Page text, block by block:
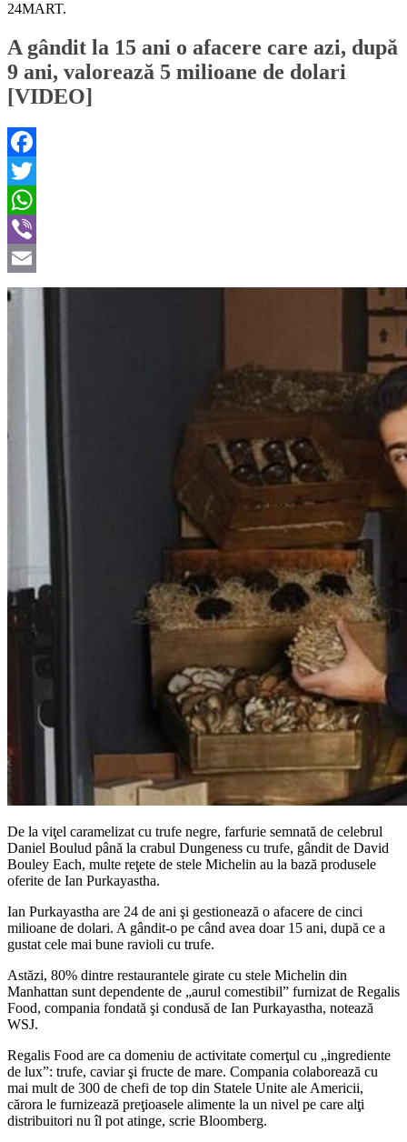
24MART.
A gândit la 15 ani o afacere care azi, după
9 ani, valorează 5 milioane de dolari
[VIDEO]
Facebook
Twitter
WhatsApp
Viber
Email
De la viţel caramelizat cu trufe negre, farfurie semnată de celebrul
Daniel Boulud până la crabul Dungeness cu trufe, gândit de David
Bouley Each, multe reţete de stele Michelin au la bază produsele
oferite de Ian Purkayastha.
Ian Purkayastha are 24 de ani şi gestionează o afacere de cinci
milioane de dolari. A gândit-o pe când avea doar 15 ani, după ce a
gustat cele mai bune ravioli cu trufe.
Astăzi, 80% dintre restaurantele girate cu stele Michelin din
Manhattan sunt dependente de „aurul comestibil” furnizat de Regalis
Food, compania fondată şi condusă de Ian Purkayastha, notează
WSJ.
Regalis Food are ca domeniu de activitate comerţul cu „ingrediente
de lux”: trufe, caviar şi fructe de mare. Compania colaborează cu
mai mult de 300 de chefi de top din Statele Unite ale Americii,
cărora le furnizează preţioasele alimente la un nivel pe care alţi
distribuitori nu îl pot atinge, scrie Bloomberg.